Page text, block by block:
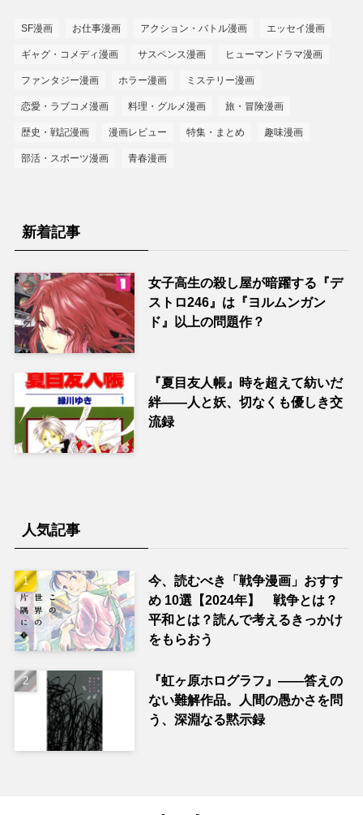
SF漫画 お仕事漫画 アクション・バトル漫画 エッセイ漫画
ギャグ・コメディ漫画 サスペンス漫画 ヒューマンドラマ漫画
ファンタジー漫画 ホラー漫画 ミステリー漫画
恋愛・ラブコメ漫画 料理・グルメ漫画 旅・冒険漫画
歴史・戦記漫画 漫画レビュー 特集・まとめ 趣味漫画
部活・スポーツ漫画 青春漫画
新着記事
女子高生の殺し屋が暗躍する『デ
ストロ246』は『ヨルムンガン
ド』以上の問題作？
『夏目友人帳』時を超えて紡いだ
絆――人と妖、切なくも優しき交
流録
人気記事
今、読むべき「戦争漫画」おすす
め 10選【2024年】 戦争とは？
平和とは？読んで考えるきっかけ
をもらおう
『虹ヶ原ホログラフ』——答えの
ない難解作品。人間の愚かさを問
う、深淵なる黙示録